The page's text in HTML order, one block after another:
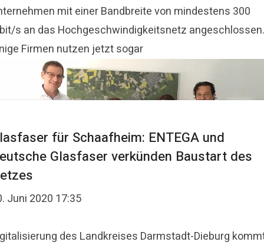
mit einer Bandbreite von mindestens 300
s an das Hochgeschwindigkeitsnetz angeschlossen.
Firmen nutzen jetzt sogar
für Schaafheim: ENTEGA und
Glasfaser verkünden Baustart des
Juni 2020 17:35
des Landkreises Darmstadt-Dieburg